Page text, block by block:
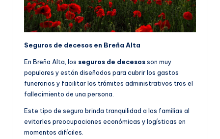
Seguros de decesos en Breña Alta
En Breña Alta, los seguros de decesosson muy
populares y están diseñados para cubrir los gastos
funerarios y facilitar los trámites administrativos tras el
fallecimiento de una persona.
Este tipo de seguro brinda tranquilidad a las familias al
evitarles preocupaciones económicas y logísticas en
momentos difíciles.